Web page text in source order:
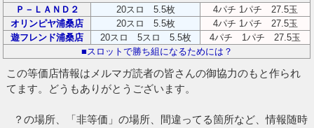
Ｐ－ＬＡＮＤ２ 20スロ 5.5枚
4パチ 1パチ 27.5玉
オリンピヤ浦桑店
20スロ 5.5枚
4パチ 1パチ 27.5玉
遊フレンド浦桑店
20スロ 5スロ 5.5枚
4パチ 1パチ 27.5玉
■スロットで勝ち組になるためには？
この等価店情報はメルマガ読者の皆さんの御協力のもと作られ
てます。どうもありがとうございます。
？の場所、「非等価」の場所、間違ってる箇所など、情報随時